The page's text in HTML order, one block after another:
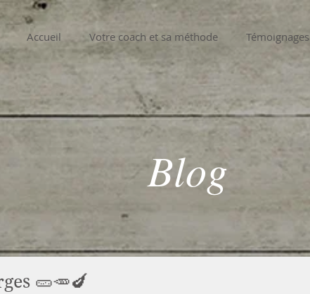
Accueil Votre coach et sa méthode Témoignages
Blog
🥒🥕🍆